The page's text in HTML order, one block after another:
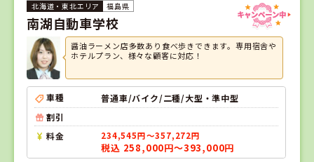
福島県
南湖自動車学校
醤油ラーメン店多数あり食べ歩きできます。専用宿舎や
ホテルプラン、様々な顧客に対応！
車種
普通車/バイク/二種/大型・準中型
割引
料金
234,545円～357,272円
税込 258,000円～393,000円